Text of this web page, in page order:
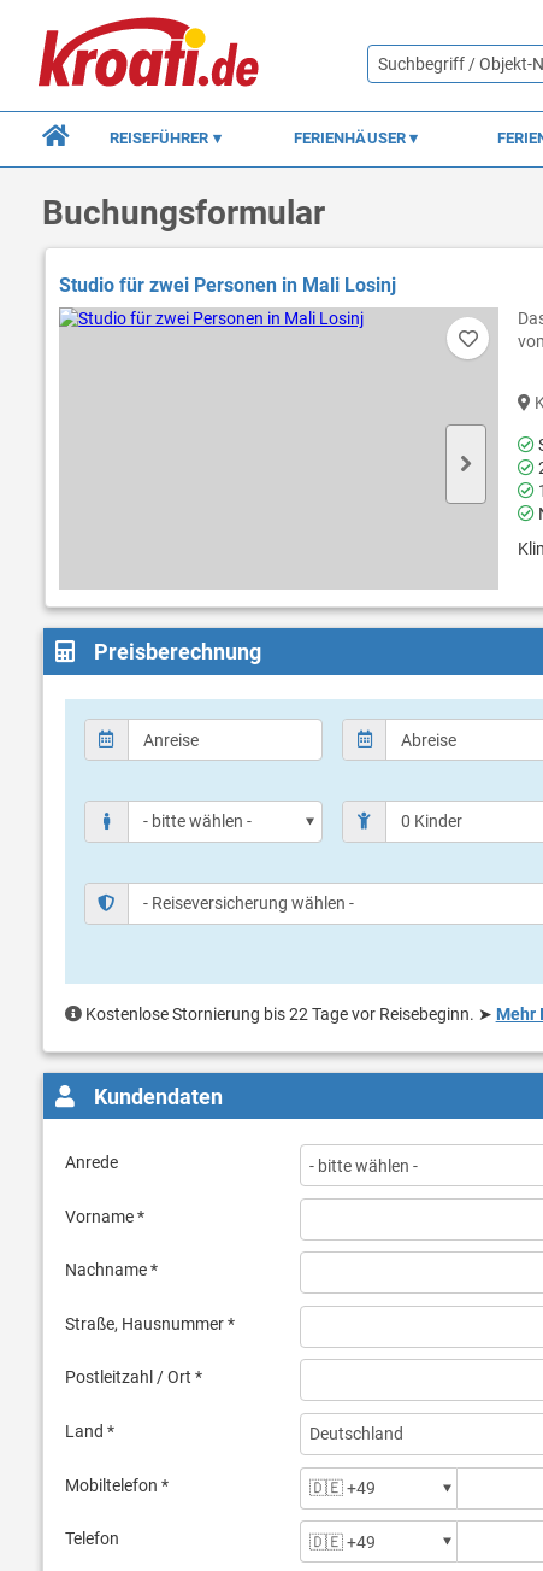
REISEFÜHRER FERIENHÄUSER
Buchungsformular
Studio für zwei Personen in Mali Losinj
Preisberechnung
Kostenlose Stornierung bis 22 Tage vor Reisebeginn. ➤ Mehr
Kundendaten
Anrede
Vorname *
Nachname *
Straße, Hausnummer *
Postleitzahl / Ort *
Land *
Mobiltelefon *
Telefon